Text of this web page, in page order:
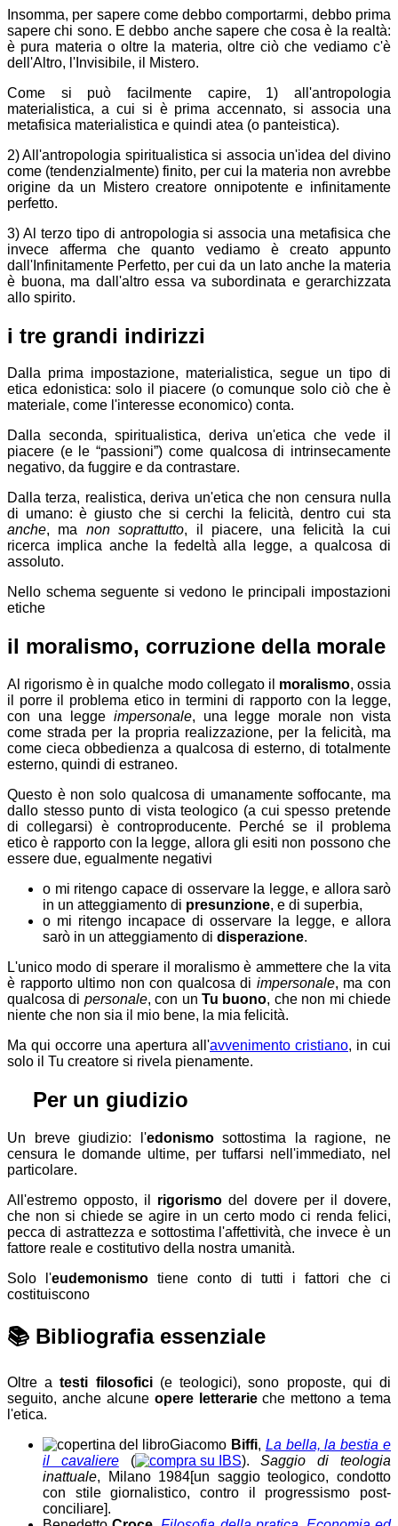
Insomma, per sapere come debbo comportarmi, debbo prima
sapere chi sono. E debbo anche sapere che cosa è la realtà:
è pura materia ooltre la materia, oltre ciò che vediamo c'è
dell'Altro, l'Invisibile, il Mistero.
Come si può facilmente capire, 1) all'antropologia
materialistica, a cui si è prima accennato, si associa una
metafisica materialistica e quindi atea (o panteistica).
2) All'antropologia spiritualistica si associa un'idea del divino
come (tendenzialmente) finito, per cui la materia non avrebbe
origine da un Mistero creatore onnipotente e infinitamente
perfetto.
3) Al terzo tipo di antropologia si associa una metafisica che
invece afferma che quanto vediamo è creato appunto
dall'Infinitamente Perfetto, per cuida un lato anche la materia
è buona, ma dall'altro essa va subordinata e gerarchizzata
allo spirito.
i tre grandi indirizzi
Dalla prima impostazione, materialistica, segue un tipo di
etica edonistica: solo il piacere (o comunque solo ciò che è
materiale, come l'interesse economico) conta.
Dalla seconda, spiritualistica, deriva un'etica che vede il
piacere (e le “passioni”) come qualcosa di intrinsecamente
negativo, da fuggire e da contrastare.
Dalla terza, realistica, deriva un'etica che non censura nulla
di umano: è giusto che si cerchi la felicità, dentro cui sta
anche, ma non soprattutto, il piacere, una felicità la cui
ricerca implica anche la fedeltà alla legge, a qualcosa di
assoluto.
Nello schema seguente si vedono le principali impostazioni
etiche
il moralismo, corruzione della morale
Al rigorismo è in qualche modo collegato il moralismo, ossia
il porre il problema etico in termini di rapporto con la legge,
con una legge impersonale, una legge morale non vista
come strada per la propria realizzazione, per la felicità, ma
come cieca obbedienza a qualcosa di esterno, di totalmente
esterno, quindi di estraneo.
Questo è non solo qualcosa di umanamente soffocante, ma
dallo stesso punto di vista teologico (a cui spesso pretende
di collegarsi) è controproducente. Perché se il problema
etico è rapporto con la legge, allora gli esiti non possono che
essere due, egualmente negativi
o mi ritengo capace di osservare la legge, e allora sarò
in un atteggiamento di presunzione, e di superbia,
o mi ritengo incapace di osservare la legge, e allora
sarò in un atteggiamento di disperazione.
L'unico modo di sperare il moralismo è ammettere che la vita
è rapporto ultimo non con qualcosa di impersonale, macon
qualcosa di personale, con unTu buono, che non mi chiede
niente che non sia il mio bene, la mia felicità.
Ma qui occorre una apertura all'avvenimento cristiano, in cui
solo il Tu creatore si rivela pienamente.
Per un giudizio
Un breve giudizio: l'edonismosottostima la ragione, ne
censura le domande ultime, per tuffarsi nell'immediato, nel
particolare.
All'estremo opposto, il rigorismo del dovere per il dovere,
che non si chiede se agire in un certo modo ci renda felici,
pecca di astrattezza e sottostima l'affettività, che invece è un
fattore reale e costitutivo della nostra umanità.
Solo l'eudemonismo tiene conto di tutti i fattori che ci
costituiscono
📚 Bibliografia essenziale
Oltre atesti filosofici(e teologici), sono proposte, qui di
seguito, anche alcune opere letterarieche mettono a tema
l'etica.
Giacomo Biffi, La bella, la bestia e
il cavaliere( ).Saggio di teologia
inattuale, Milano 1984[un saggio teologico, condotto
con stile giornalistico, contro il progressismo post-
conciliare].